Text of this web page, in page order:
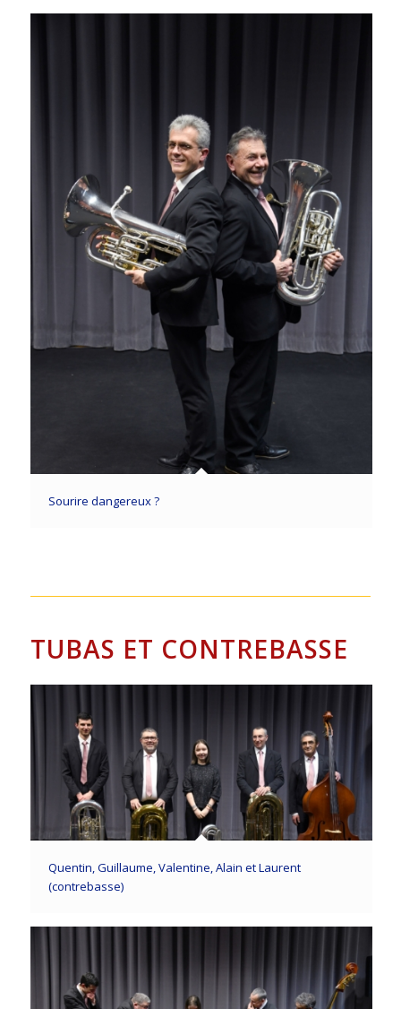
Sourire dangereux ?
TUBAS ET CONTREBASSE
Quentin, Guillaume, Valentine, Alain et Laurent
(contrebasse)